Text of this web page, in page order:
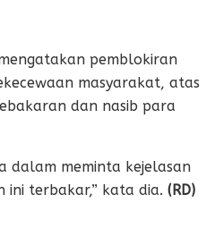
pemblokiran
masyarakat, atas
dan nasib para
dalam meminta kejelasan
ini terbakar,” kata dia. (RD)